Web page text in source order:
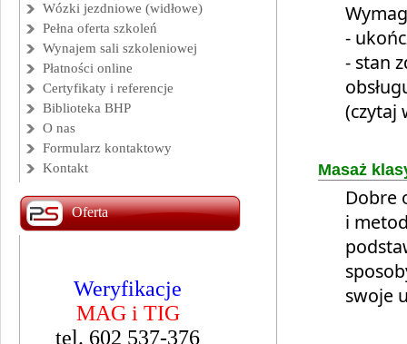
-
- stan
(czytaj
Masaż
Dobre
i
swoje
Wózki jezdniowe (widłowe)
Pełna oferta szkoleń
Wynajem sali szkoleniowej
Płatności online
Certyfikaty i referencje
Biblioteka BHP
O nas
Formularz kontaktowy
Kontakt
Oferta
Kurs spawania
MAG i TIG
Namysłów